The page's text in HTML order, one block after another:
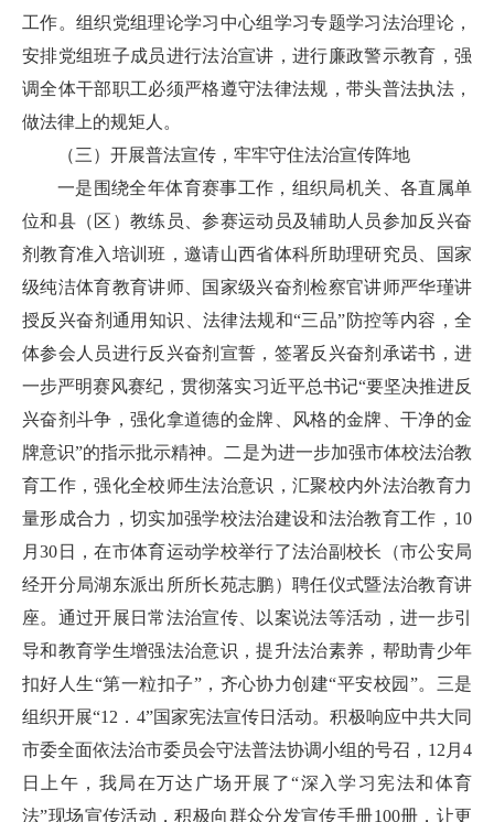
工作。组织党组理论学习中心组学习专题学习法治理论，
安排党组班子成员进行法治宣讲，进行廉政警示教育，强
调全体干部职工必须严格遵守法律法规，带头普法执法，
做法律上的规矩人。
（三）开展普法宣传，牢牢守住法治宣传阵地
一是围绕全年体育赛事工作，组织局机关、各直属单
位和县（区）教练员、参赛运动员及辅助人员参加反兴奋
剂教育准入培训班，邀请山西省体科所助理研究员、国家
级纯洁体育教育讲师、国家级兴奋剂检察官讲师严华瑾讲
授反兴奋剂通用知识、法律法规和“三品”防控等内容，全
体参会人员进行反兴奋剂宣誓，签署反兴奋剂承诺书，进
一步严明赛风赛纪，贯彻落实习近平总书记“要坚决推进反
兴奋剂斗争，强化拿道德的金牌、风格的金牌、干净的金
牌意识”的指示批示精神。二是为进一步加强市体校法治教
育工作，强化全校师生法治意识，汇聚校内外法治教育力
量形成合力，切实加强学校法治建设和法治教育工作，10
月30日，在市体育运动学校举行了法治副校长（市公安局
经开分局湖东派出所所长苑志鹏）聘任仪式暨法治教育讲
座。通过开展日常法治宣传、以案说法等活动，进一步引
导和教育学生增强法治意识，提升法治素养，帮助青少年
扣好人生“第一粒扣子”，齐心协力创建“平安校园”。三是
组织开展“12．4”国家宪法宣传日活动。积极响应中共大同
市委全面依法治市委员会守法普法协调小组的号召，12月4
日上午，我局在万达广场开展了“深入学习宪法和体育
法”现场宣传活动，积极向群众分发宣传手册100册，让更